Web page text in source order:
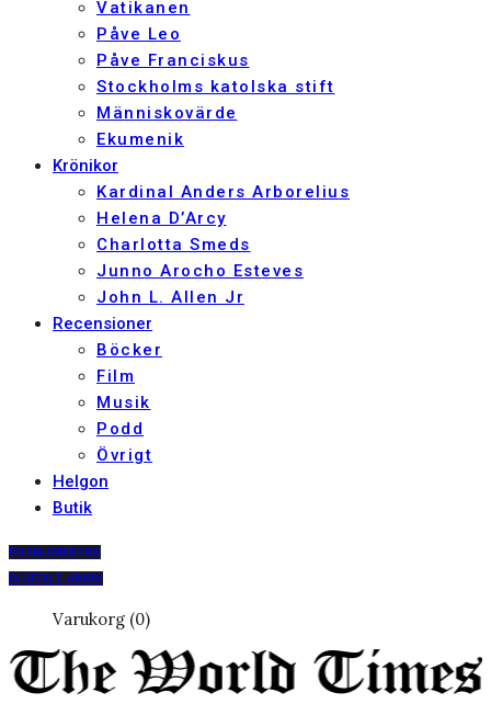
Vatikanen
Påve Leo
Påve Franciskus
Stockholms katolska stift
Människovärde
Ekumenik
Krönikor
Kardinal Anders Arborelius
Helena D’Arcy
Charlotta Smeds
Junno Arocho Esteves
John L. Allen Jr
Recensioner
Böcker
Film
Musik
Podd
Övrigt
Helgon
Butik
PRENUMERERA
DIGITALT ARKIV
Varukorg (0)